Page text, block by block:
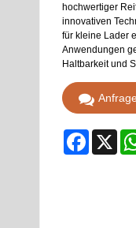
hochwertiger
innovativen
für kleine Lader
Anwendungen
Haltbarkeit und
Facebook